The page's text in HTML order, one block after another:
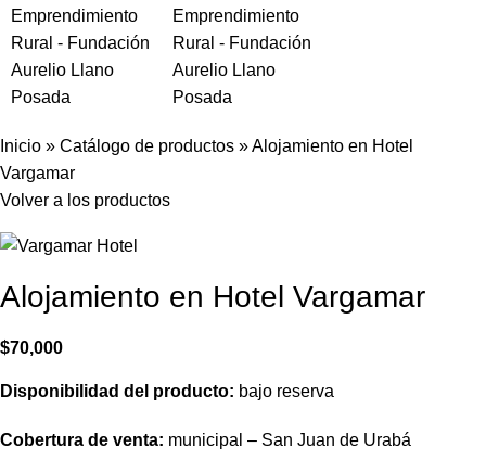
Inicio » Catálogo de productos »Alojamiento en Hotel
Vargamar
Volver a los productos
Alojamiento en Hotel Vargamar
$70,000
Disponibilidad del producto: bajo reserva
Cobertura de venta: municipal – San Juan de Urabá